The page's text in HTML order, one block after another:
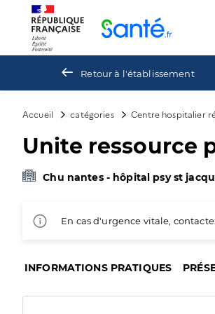
Retour à l'établissement
Accueil catégories Centre hospitalier
Unite ressource
Chu nantes - hôpital psy st
En cas d'urgence vitale,
INFORMATIONS PRATIQUES
Panneau de gestion des cookies